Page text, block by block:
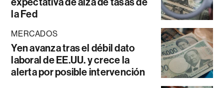
la Fed
MERCADOS
Yen avanza tras el débil dato
laboral de EE.UU. y crece la
alerta por posible intervención